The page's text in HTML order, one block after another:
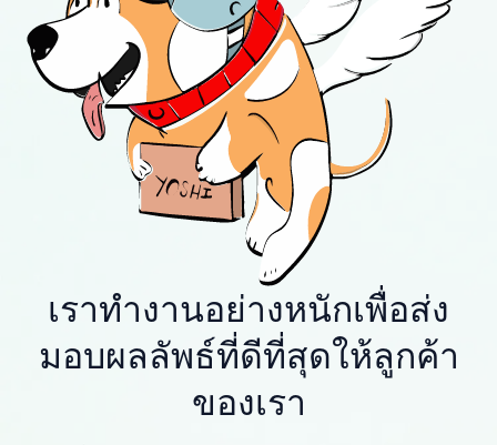
เราทำงานอย่างหนักเพื่อส่ง
มอบผลลัพธ์ที่ดีที่สุดให้ลูกค้า
ของเรา